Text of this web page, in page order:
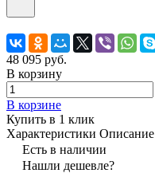
48 095 руб.
В корзину
В корзине
Купить в 1 клик
Характеристики Описание
Есть в наличии
Нашли дешевле?